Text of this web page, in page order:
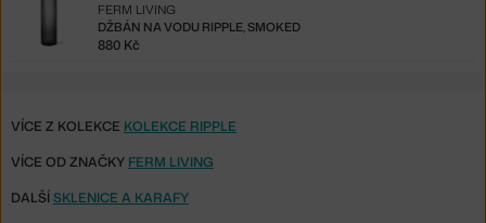
DŽBÁN NA VODU RIPPLE, SMOKED
FERM LIVING
880 Kč
VÍCE Z KOLEKCE KOLEKCE RIPPLE
VÍCE OD ZNAČKY FERM LIVING
DALŠÍSKLENICE A KARAFY